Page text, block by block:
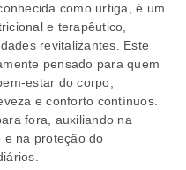
como urtiga, é um
e terapêutico,
revitalizantes. Este
pensado para quem
estar do corpo,
e conforto contínuos.
fora, auxiliando na
na proteção do